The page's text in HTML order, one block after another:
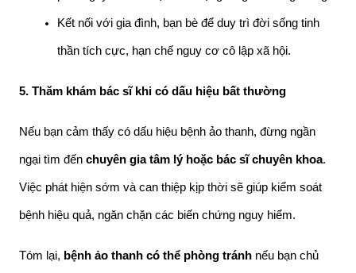
Kết nối với gia đình, bạn bè để duy trì đời sống tinh
thần tích cực, hạn chế nguy cơ cô lập xã hội.
5. Thăm khám bác sĩ khi có dấu hiệu bất thường
Nếu bạn cảm thấy có dấu hiệu bệnh ảo thanh, đừng ngần
ngại tìm đến chuyên gia tâm lý hoặc bác sĩ chuyên khoa.
Việc phát hiện sớm và can thiệp kịp thời sẽ giúp kiểm soát
bệnh hiệu quả, ngăn chặn các biến chứng nguy hiểm.
Tóm lại, bệnh ảo thanh có thể phòng tránh nếu bạn chủ